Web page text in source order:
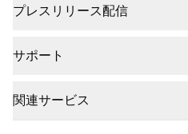
プレスリリース配信
サポート
関連サービス